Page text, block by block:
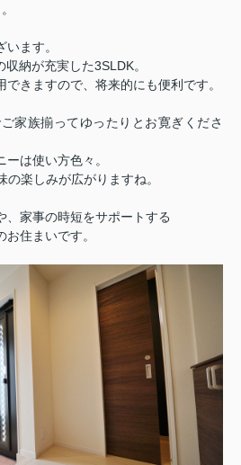
ます。
納が充実した3SLDK。
きますので、将来的にも便利です。
家族揃ってゆったりとお寛ぎくださ
は使い方色々。
楽しみが広がりますね。
、家事の時短をサポートする
住まいです。